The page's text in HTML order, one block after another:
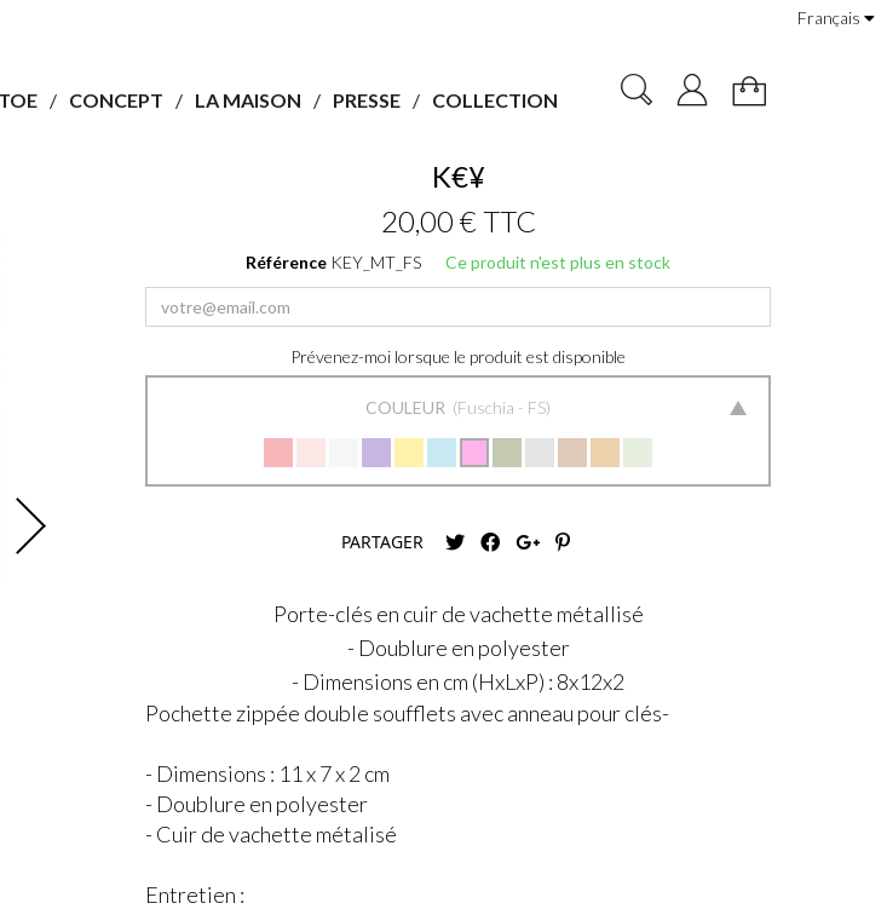
Français
CONCEPT LA MAISON PRESSE COLLECTION
K€¥
20,00 € TTC
Référence KEY_MT_FS Ce produit n'est plus en stock
Prévenez-moi lorsque le produit est disponible
COULEUR Fuschia - FS
PARTAGER
Porte-clés en cuir de vachette métallisé
- Doublure en polyester
- Dimensions en cm (HxLxP) : 8x12x2
Pochette zippée double soufflets avec anneau pour clés-
- Dimensions : 11 x 7 x 2 cm
- Doublure en polyester
- Cuir de vachette métalisé
Entretien :